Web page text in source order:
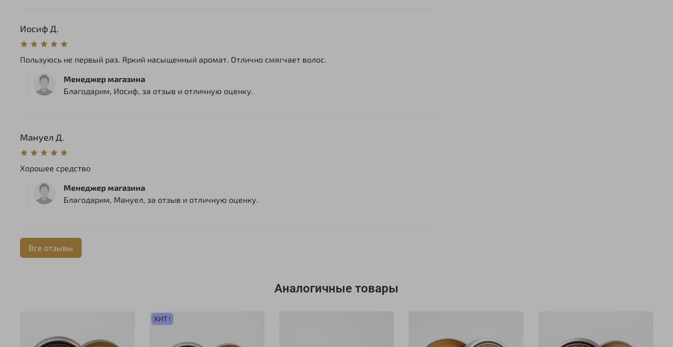
Иосиф Д.
Пользуюсь не первый раз. Яркий насыщенный аромат. Отлично смягчает волос.
Менеджер магазина
Благодарим, Иосиф, за отзыв и отличную оценку.
Мануел Д.
Хорошее средство
Менеджер магазина
Благодарим, Мануел, за отзыв и отличную оценку.
Все отзывы
Аналогичные товары
ХИТ !